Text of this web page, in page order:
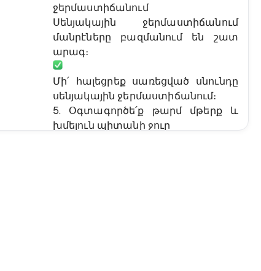
ջերմաստիճանում
Սենյակային ջերմաստիճանում
մանրէները բազմանում են շատ
արագ։
Մի՛ հալեցրեք սառեցված սնունդը
սենյակային ջերմաստիճանում։
5. Օգտագործե՛ք թարմ մթերք և
խմելուն պիտանի ջուր